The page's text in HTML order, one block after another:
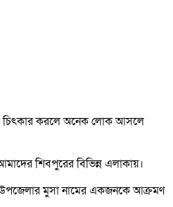
চিৎকার করলে অনেক লোক আসলে
শিবপুরের বিভিন্ন এলাকায়।
উপজেলার মুসা নামের একজনকে আক্রমণ